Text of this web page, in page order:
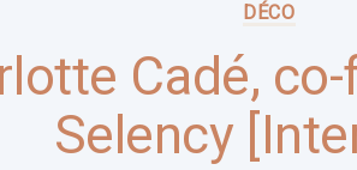
DÉCO
Cadé,
Selency